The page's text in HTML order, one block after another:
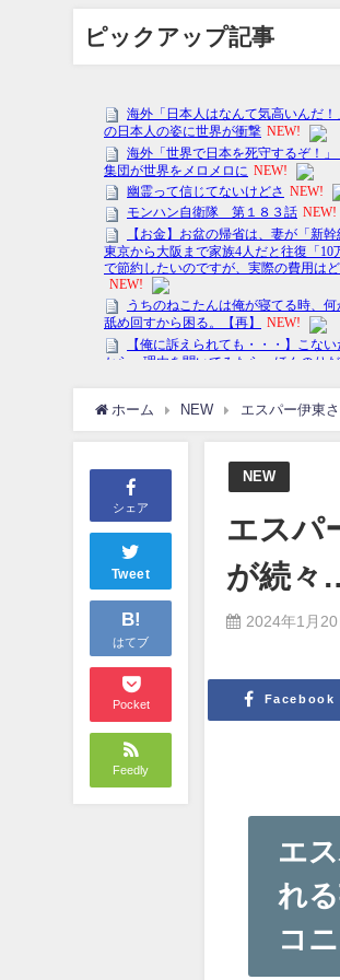
ピックアップ記事
ホーム NEW エスパー伊東
シェア
Tweet
B!
はてブ
Pocket
Feedly
NEW
エスパ
が続々
2024年1月20
Facebook
エ
れ
コ